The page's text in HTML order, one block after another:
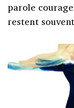
parole
restent